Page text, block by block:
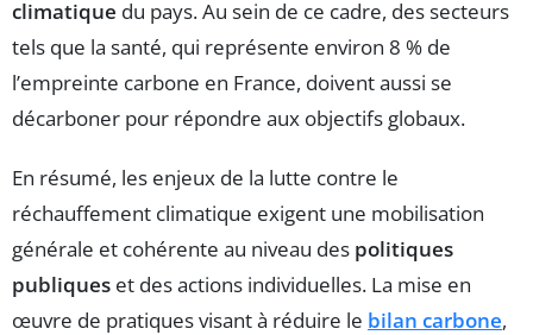
climatique du pays. Au sein de ce cadre, des secteurs
tels que la santé, qui représente environ 8 % de
l’empreinte carbone en France, doivent aussi se
décarboner pour répondre aux objectifs globaux.
En résumé, les enjeux de la lutte contre le
réchauffement climatique exigent une mobilisation
générale et cohérente au niveau des politiques
publiques et des actions individuelles. La mise en
œuvre de pratiques visant à réduire le bilan carbone,